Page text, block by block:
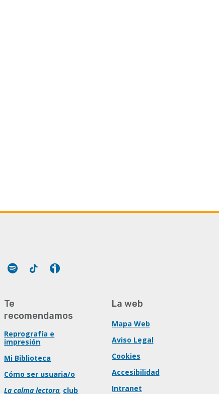
Instagram
Spotify Tiktok
Te
recomendamos
Reprografía e
impresión
Mi Biblioteca
Cómo ser usuaria/o
La calma lectora, club
La web
Mapa Web
Aviso Legal
Cookies
Accesibilidad
Intranet